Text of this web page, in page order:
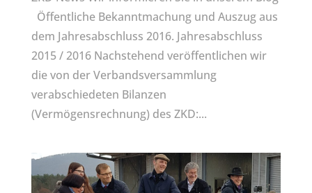
Öffentliche Bekanntmachung und Auszug aus
dem Jahresabschluss 2016. Jahresabschluss
2015 / 2016 Nachstehend veröffentlichen wir
die von der Verbandsversammlung
verabschiedeten Bilanzen
(Vermögensrechnung) des ZKD:...